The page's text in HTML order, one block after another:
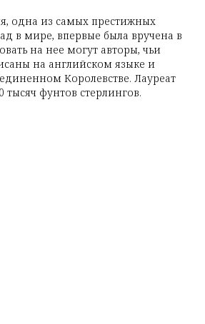
одна из самых престижных
в мире, впервые была вручена в
на нее могут авторы, чьи
на английском языке и
Королевстве. Лауреат
тысяч фунтов стерлингов.